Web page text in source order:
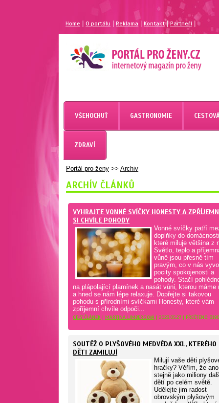
Home |O portálu Reklama Kontakt| Partneří
MAGAZÍN PRO ŽENY
PORTÁL PRO ŽENY.CZ
VŠEHOCHUŤ GASTRONOMIE
ZDRAVÍ
Portál pro ženy >> Archiv
ARCHÍV ČLÁNKŮ
VYHRAJTE VONNÉ SVÍČKY HONESTY A
SI CHVÍLE POHODY
Vonné svíčky patří
doplňky do
které miluje většina z
Světlo, teplo a
vůně jsou přesně tím
pravým, co v nás
pocity spokojenosti a
pohody. Stačí
na plápolající plamínek a nasát vůni, kterou máme
a hned se nám lépe relaxuje. Dopřejte si takovou
pohodu s přírodními svíčkami Honesty, které vám
zpříjemní chvíle odpoči...
CELÝ ČLÁNEK | MARTINA LIMBERGOVÁ | 2023.05.27 | PŘEČTENO:
SOUTĚŽ O PLYŠOVÉHO MEDVĚDA XXL, KTERÉHO
DĚTI ZAMILUJÍ
Milují vaše děti
hračky? Věřím, že
stejně jako miliony
dětí po celém světě.
Udělejte jim radost
obrovským plyšovým